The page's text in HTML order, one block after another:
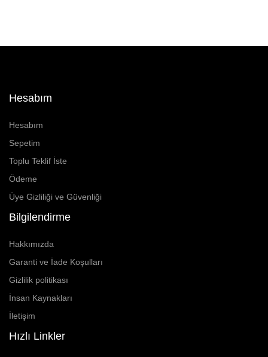
Hesabım
Hesabım
Sepetim
Toplu Teklif İste
Ödeme
Üye Gizliliği ve Güvenliği
Bilgilendirme
Hakkımızda
Garanti ve İade Koşulları
Gizlilik politikası
İnsan Kaynakları
İletişim
Hızlı Linkler